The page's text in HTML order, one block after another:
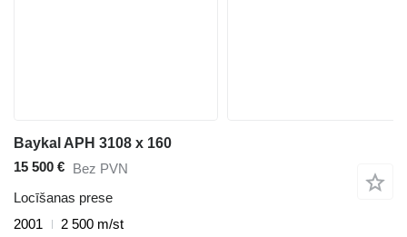
Baykal APH 3108 x 160
15 500 € Bez PVN
Locīšanas prese
2001
2 500 m/st